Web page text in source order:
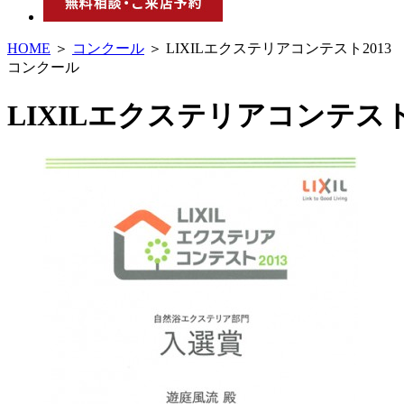
HOME ＞ コンクール ＞ LIXILエクステリアコンテスト2013
コンクール
LIXILエクステリアコンテス